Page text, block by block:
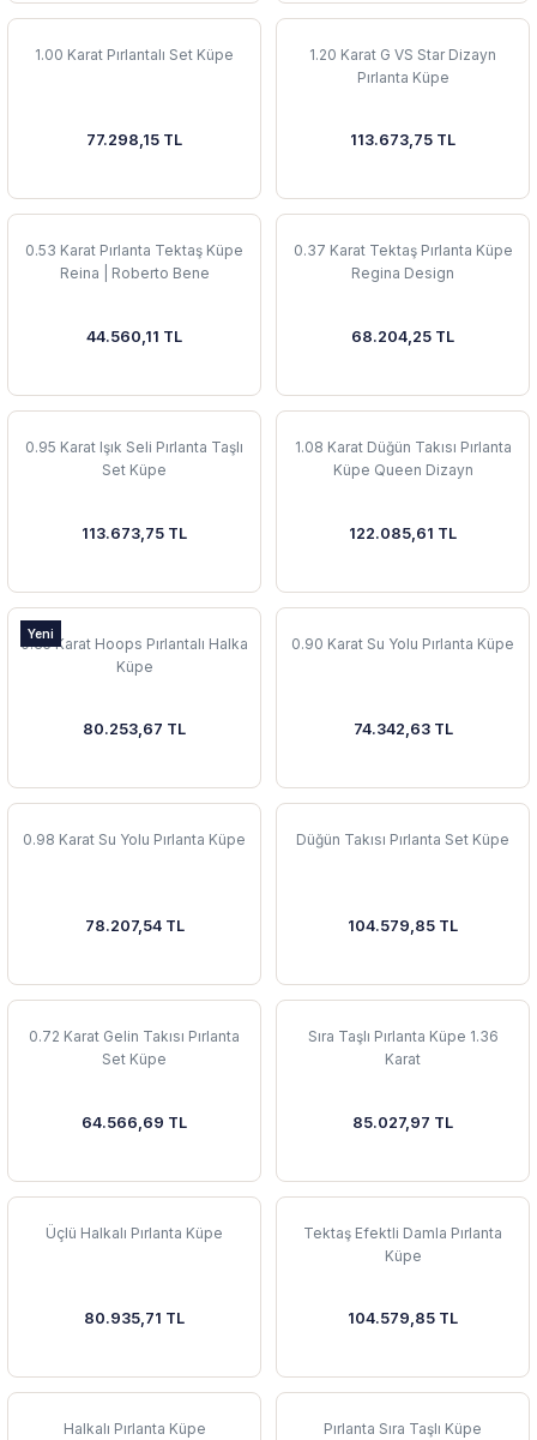
1.00 Karat Pırlantalı Set Küpe
77.298,15 TL
1.20 Karat G VS Star Dizayn
Pırlanta Küpe
113.673,75 TL
0.53 Karat Pırlanta Tektaş Küpe
Reina | Roberto Bene
44.560,11 TL
0.37 Karat Tektaş Pırlanta Küpe
Regina Design
68.204,25 TL
0.95 Karat Işık Seli Pırlanta Taşlı
Set Küpe
113.673,75 TL
1.08 Karat Düğün Takısı Pırlanta
Küpe Queen Dizayn
122.085,61 TL
Yeni
0.35 Karat Hoops Pırlantalı Halka
Küpe
80.253,67 TL
0.90 Karat Su Yolu Pırlanta Küpe
74.342,63 TL
0.98 Karat Su Yolu Pırlanta Küpe
78.207,54 TL
Düğün Takısı Pırlanta Set Küpe
104.579,85 TL
0.72 Karat Gelin Takısı Pırlanta
Set Küpe
64.566,69 TL
Sıra Taşlı Pırlanta Küpe 1.36
Karat
85.027,97 TL
Üçlü Halkalı Pırlanta Küpe
80.935,71 TL
Tektaş Efektli Damla Pırlanta
Küpe
104.579,85 TL
Halkalı Pırlanta Küpe Pırlanta Sıra Taşlı Küpe